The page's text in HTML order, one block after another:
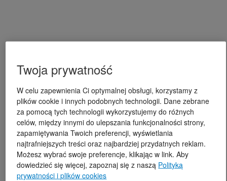
Twoja prywatność
W celu zapewnienia Ci optymalnej obsługi, korzystamy z
plików cookie i innych podobnych technologii. Dane zebrane
za pomocą tych technologii wykorzystujemy do różnych
celów, między innymi do ulepszania funkcjonalności strony,
zapamiętywania Twoich preferencji, wyświetlania
najtrafniejszych treści oraz najbardziej przydatnych reklam.
Możesz wybrać swoje preferencje, klikając w link. Aby
dowiedzieć się więcej, zapoznaj się z naszą Polityką
prywatności i plików cookies